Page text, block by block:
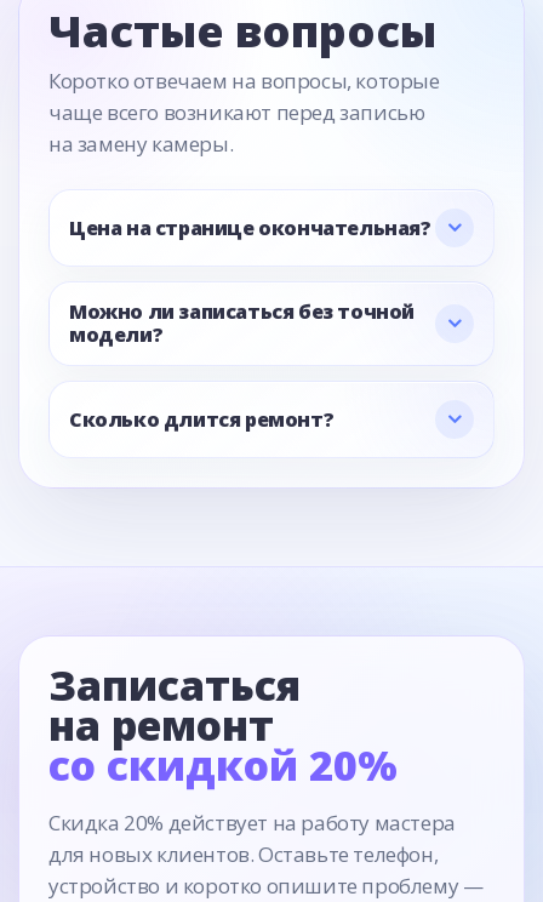
Частые вопросы
Коротко отвечаем на вопросы, которые
чаще всего возникают перед записью
на замену камеры.
Цена на странице окончательная?
Можно ли записаться без точной
модели?
Сколько длится ремонт?
Записаться
на ремонт
со скидкой 20%
Скидка 20% действует на работу мастера
для новых клиентов. Оставьте телефон,
устройство и коротко опишите проблему —